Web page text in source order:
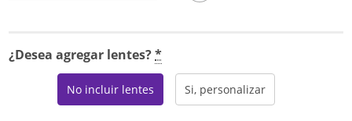
¿Desea agregar lentes?*
No incluir lentes Si, personalizar